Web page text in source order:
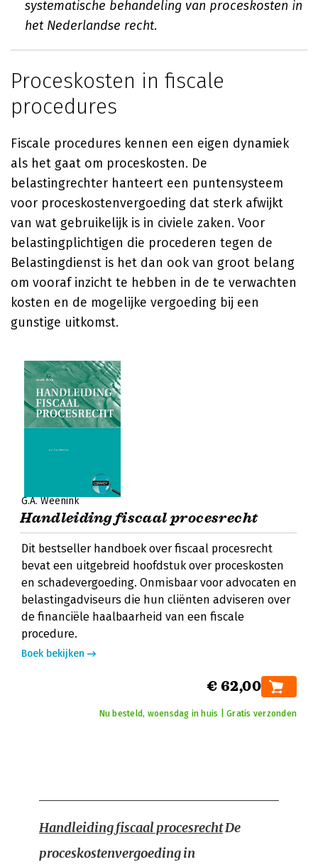
systematische behandeling van proceskosten in
het Nederlandse recht.
Proceskosten in fiscale
procedures
Fiscale procedures kennen een eigen dynamiek
als het gaat om proceskosten. De
belastingrechter hanteert een puntensysteem
voor proceskostenvergoeding dat sterk afwijkt
van wat gebruikelijk is in civiele zaken. Voor
belastingplichtigen die procederen tegen de
Belastingdienst is het dan ook van groot belang
om vooraf inzicht te hebben in de te verwachten
kosten en de mogelijke vergoeding bij een
gunstige uitkomst.
G.A. Weenink
Handleiding fiscaal procesrecht
Dit bestseller handboek over fiscaal procesrecht
bevat een uitgebreid hoofdstuk over proceskosten
en schadevergoeding. Onmisbaar voor advocaten en
belastingadviseurs die hun cliënten adviseren over
de financiële haalbaarheid van een fiscale
procedure.
Boek bekijken
€ 62,00
Nu besteld, woensdag in huis | Gratis verzonden
Handleiding fiscaal procesrechtDe
proceskostenvergoeding in